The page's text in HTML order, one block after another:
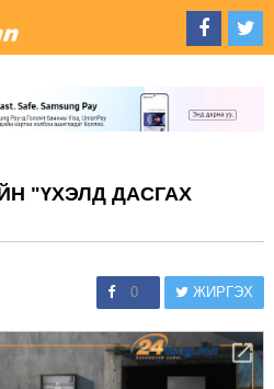
"ҮХЭЛД ДАСГАХ
0 ЖИРГЭХ